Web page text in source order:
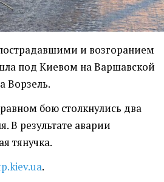
и возгоранием
под Киевом на Варшавской
Ворзель.
бою столкнулись два
В результате аварии
тянучка.
.